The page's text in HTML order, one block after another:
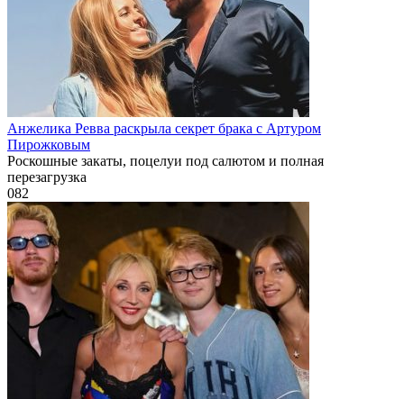
Анжелика Ревва раскрыла секрет брака с Артуром
Пирожковым
Роскошные закаты, поцелуи под салютом и полная
перезагрузка
082